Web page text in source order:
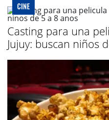
CINE
Casting para una
Jujuy: buscan niños